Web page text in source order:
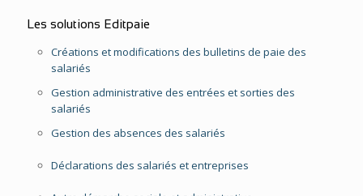
Les solutions Editpaie
Créations et modifications des bulletins de paie des
salariés
Gestion administrative des entrées et sorties des
salariés
Gestion des absences des salariés
Déclarations des salariés et entreprises